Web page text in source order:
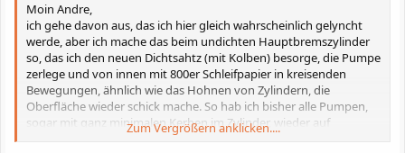
Moin Andre,
ich gehe davon aus, das ich hier gleich wahrscheinlich gelyncht
werde, aber ich mache das beim undichten Hauptbremszylinder
so, das ich den neuen Dichtsahtz (mit Kolben) besorge, die Pumpe
zerlege und von innen mit 800er Schleifpapier in kreisenden
Bewegungen, ähnlich wie das Hohnen von Zylindern, die
Oberfläche wieder schick mache. So hab ich bisher alle Pumpen,
sogar mit ganz minimalen Kerben im Zylinder, wieder auf
Vorderman gebracht. Aber vorsicht, man muss wissen, was man
Zum Vergrößern anklicken....